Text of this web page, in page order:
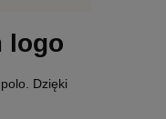
logo
Dzięki